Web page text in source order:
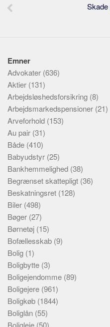
Skade
Emner
Advokater (636)
Aktier (131)
Arbejdsløshedsforsikring (8)
Arbejdsmarkedspensioner (21)
Arveforhold (153)
Au pair (31)
Både (410)
Babyudstyr (25)
Bankhemmelighed (38)
Begrænset skattepligt (36)
Beskatningsret (128)
Biler (498)
Bøger (27)
Børnetøj (15)
Bofællesskab (9)
Bolig (1)
Boligbytte (3)
Boligejendomme (89)
Boligejere (961)
Boligkøb (1844)
Boliglån (55)
Boligleje (50)